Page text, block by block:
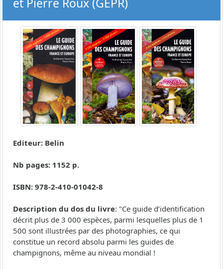
Editeur: Belin
Nb pages: 1152 p.
ISBN: 978-2-410-01042-8
Description du dos du livre: "Ce guide d’identification
décrit plus de 3 000 espèces, parmi lesquelles plus de 1
500 sont illustrées par des photographies, ce qui
constitue un record absolu parmi les guides de
champignons, même au niveau mondial !